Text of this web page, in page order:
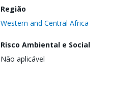
Região
Western and Central Africa
Risco Ambiental e Social
Não aplicável